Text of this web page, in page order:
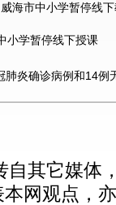
海市中小学暂停线
炎确诊病例和14例
自其它媒体
网观点，